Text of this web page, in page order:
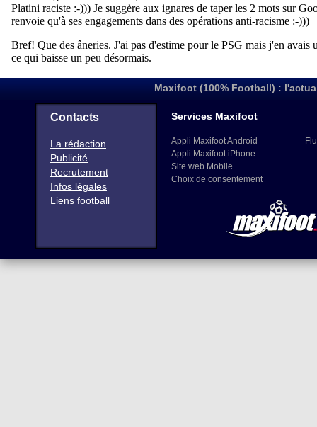
Maxifoot (100% Football) :
Contacts
La rédaction
Publicité
Recrutement
Infos légales
Liens football
Services Maxifoot
Appli Maxifoot Android
Appli Maxifoot iPhone
Site web Mobile
Choix de consentement